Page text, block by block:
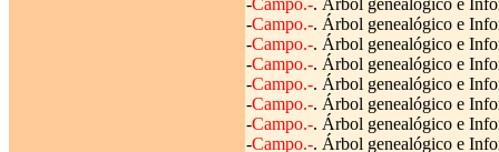
-Campo.-. Árbol genealógico e
-Campo.-. Árbol genealógico e
-Campo.-. Árbol genealógico e
-Campo.-. Árbol genealógico e
-Campo.-. Árbol genealógico e
-Campo.-. Árbol genealógico e
-Campo.-. Árbol genealógico e
-Campo.-. Árbol genealógico e